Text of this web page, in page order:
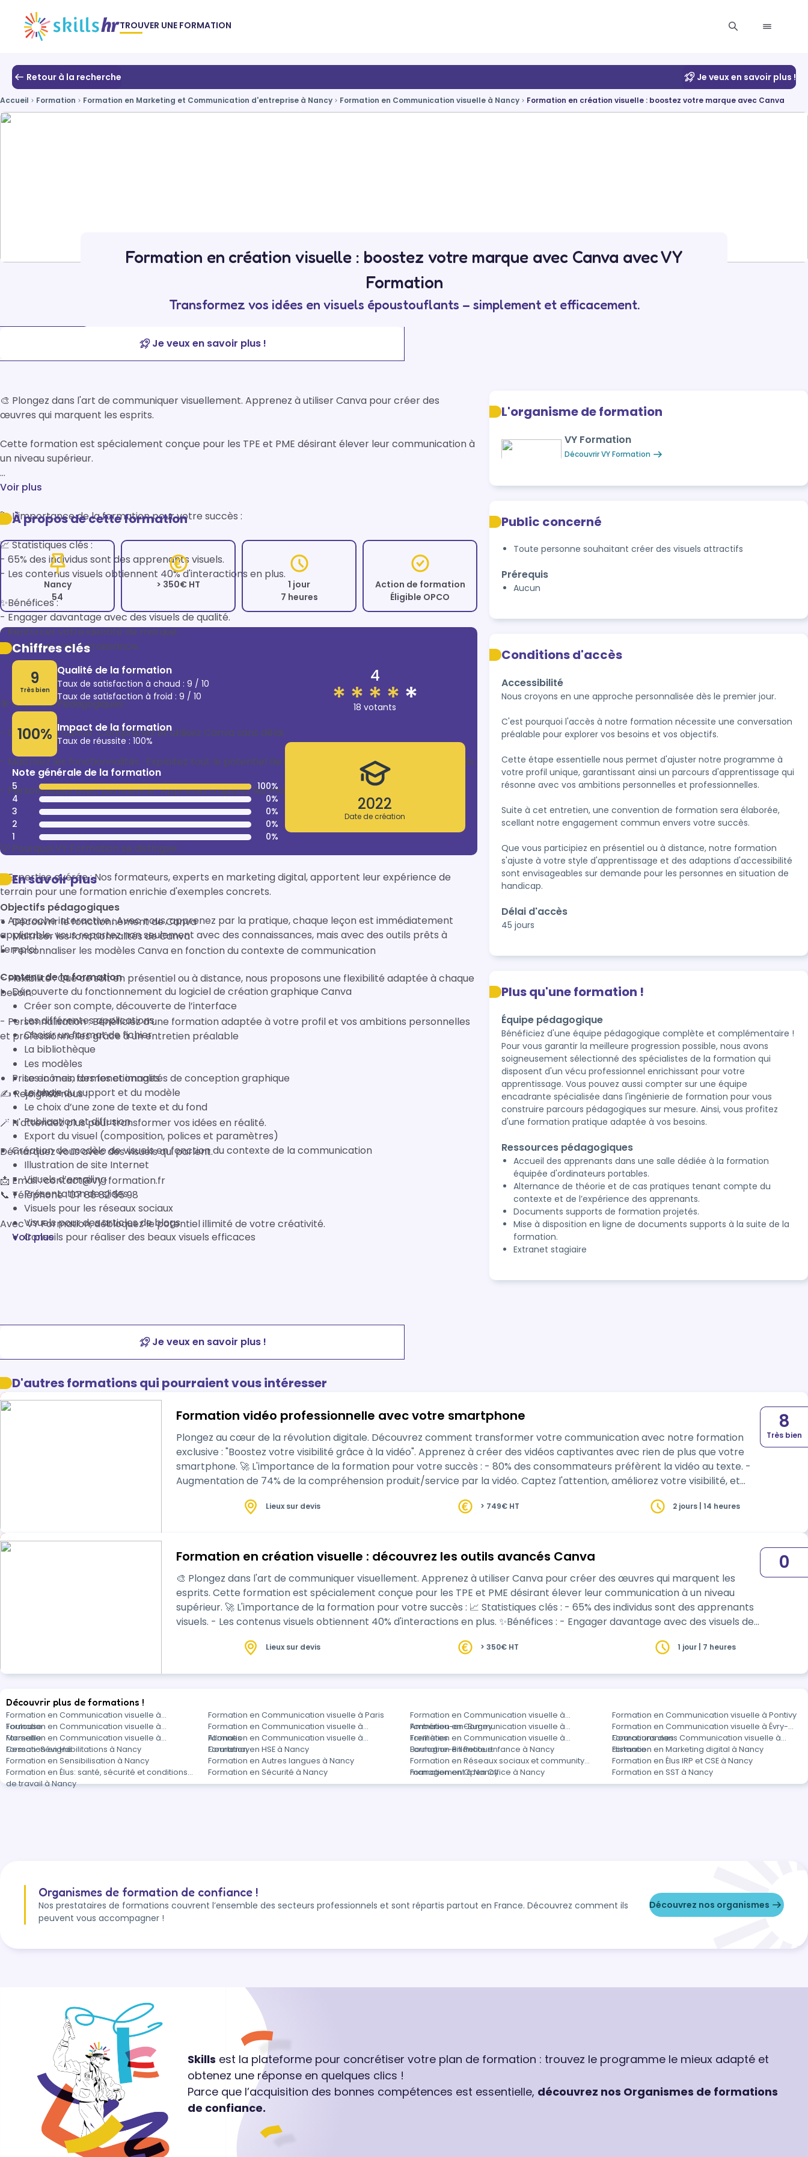
TROUVER UNE FORMATION
Retour à la recherche Je veux en savoir plus !
Accueil Formation Formation en Marketing et Communication d'entreprise à Nancy Formation en Communication visuelle à Nancy Formation en création visuelle : boostez votre marque avec Canva
Formation en création visuelle : boostez votre marque avec Canva avec VY
Formation
Transformez vos idées en visuels époustouflants – simplement et efficacement.
Je veux en savoir plus !
🎨 Plongez dans l'art de communiquer visuellement. Apprenez à utiliser Canva pour créer des
œuvres qui marquent les esprits.
Cette formation est spécialement conçue pour les TPE et PME désirant élever leur communication à
un niveau supérieur.
🚀 L'importance de la formation pour votre succès :
📈 Statistiques clés :
- 65% des individus sont des apprenants visuels.
- Les contenus visuels obtiennent 40% d'interactions en plus.
✨Bénéfices :
- Engager davantage avec des visuels de qualité.
- Renforcer votre identité de marque.
- Accélérer votre croissance.
🎯 Objectifs Pédagogiques :
- Découvrez Canva : Comprenez et utilisez Canva sans délai.
- Maîtrisez les fonctionnalités : Exploitez tout le potentiel de Canva pour des résultats professionnels.
- Personnalisez avec pertinence : Apprenez à ajuster les modèles pour qu'ils parlent pour vous.
💡 Pourquoi VY Formation se distingue :
- Expertise avérée : Nos formateurs, experts en marketing digital, apportent leur expérience de
terrain pour une formation enrichie d'exemples concrets.
- Approche interactive : Avec nous, apprenez par la pratique, chaque leçon est immédiatement
applicable, vous repartez non seulement avec des connaissances, mais avec des outils prêts à
l'emploi.
- Flexibilité : Que ce soit en présentiel ou à distance, nous proposons une flexibilité adaptée à chaque
besoin.
- Personnalisation : Bénéficiez d’une formation adaptée à votre profil et vos ambitions personnelles
et professionnelles grâce à un entretien préalable
✍ Rejoignez nous :
🪄 N'attendez plus pour transformer vos idées en réalité.
Démarquez vous avec des visuels qui parlent.
📩 Email : contact@vy-formation.fr
📞 Téléphone : 07 86 82 55 98
Avec VY Formation, débloquez le potentiel illimité de votre créativité.
Voir plus
À propos de cette formation
Nancy
54
> 350€ HT
1 jour
7 heures
Action de formation
Éligible OPCO
Chiffres clés
9
Très bien
Qualité de la formation
Taux de satisfaction à chaud : 9 / 10
Taux de satisfaction à froid : 9 / 10
100% Impact de la formation
Taux de réussite : 100%
Note générale de la formation
5
100%
4
0%
3
0%
2
0%
1
0%
4
18 votants
2022
Date de création
En savoir plus
Objectifs pédagogiques
Découvrir le fonctionnement de Canva
Maitriser les fonctionnalités de Canva
Personnaliser les modèles Canva en fonction du contexte de communication
Contenu de la formation
Découverte du fonctionnement du logiciel de création graphique Canva
Créer son compte, découverte de l’interface
Les différentes applications
Choisir un format de fichier
La bibliothèque
Les modèles
Les icônes, formes et images
Le texte
Prise en main des fonctionnalités de conception graphique
Le choix du support et du modèle
Le choix d’une zone de texte et du fond
Publication et diffusion
Export du visuel (composition, polices et paramètres)
Création de modèle de visuels en fonction du contexte de la communication
Illustration de site Internet
Visuels d’emailing
Présentation de slides
Visuels pour les réseaux sociaux
Visuels pour des articles de blogs
Conseils pour réaliser des beaux visuels efficaces
Voir plus
L'organisme de formation
VY Formation
Découvrir VY Formation
Public concerné
Toute personne souhaitant créer des visuels attractifs
Prérequis
Aucun
Conditions d'accès
Accessibilité
Nous croyons en une approche personnalisée dès le premier jour.
C'est pourquoi l'accès à notre formation nécessite une conversation
préalable pour explorer vos besoins et vos objectifs.
Cette étape essentielle nous permet d'ajuster notre programme à
votre profil unique, garantissant ainsi un parcours d'apprentissage qui
résonne avec vos ambitions personnelles et professionnelles.
Suite à cet entretien, une convention de formation sera élaborée,
scellant notre engagement commun envers votre succès.
Que vous participiez en présentiel ou à distance, notre formation
s'ajuste à votre style d'apprentissage et des adaptions d'accessibilité
sont envisageables sur demande pour les personnes en situation de
Délai d'accès
45 jours
Plus qu'une formation !
Équipe pédagogique
Bénéficiez d'une équipe pédagogique complète et complémentaire !
Pour vous garantir la meilleure progression possible, nous avons
soigneusement sélectionné des spécialistes de la formation qui
disposent d'un vécu professionnel enrichissant pour votre
apprentissage. Vous pouvez aussi compter sur une équipe
encadrante spécialisée dans l'ingénierie de formation pour vous
construire parcours pédagogiques sur mesure. Ainsi, vous profitez
d'une formation pratique adaptée à vos besoins.
Ressources pédagogiques
Accueil des apprenants dans une salle dédiée à la formation
équipée d'ordinateurs portables.
Alternance de théorie et de cas pratiques tenant compte du
contexte et de l’expérience des apprenants.
Documents supports de formation projetés.
Mise à disposition en ligne de documents supports à la suite de la
formation.
Extranet stagiaire
Je veux en savoir plus !
D'autres formations qui pourraient vous intéresser
Formation vidéo professionnelle avec votre smartphone
Plongez au cœur de la révolution digitale. Découvrez comment transformer votre communication avec notre formation
exclusive : "Boostez votre visibilité grâce à la vidéo". Apprenez à créer des vidéos captivantes avec rien de plus que votre
smartphone. 🚀 L'importance de la formation pour votre succès : - 80% des consommateurs préfèrent la vidéo au texte. -
Augmentation de 74% de la compréhension produit/service par la vidéo. Captez l'attention, améliorez votre visibilité, et
8
Très bien
Lieux sur devis > 749€ HT 2 jours | 14 heures
Formation en création visuelle : découvrez les outils avancés Canva
🎨 Plongez dans l'art de communiquer visuellement. Apprenez à utiliser Canva pour créer des œuvres qui marquent les
esprits. Cette formation est spécialement conçue pour les TPE et PME désirant élever leur communication à un niveau
supérieur. 🚀 L'importance de la formation pour votre succès : 📈 Statistiques clés : - 65% des individus sont des apprenants
visuels. - Les contenus visuels obtiennent 40% d'interactions en plus. ✨Bénéfices : - Engager davantage avec des visuels de
0
Lieux sur devis > 350€ HT 1 jour | 7 heures
Découvrir plus de formations !
Formation en Communication visuelle à
Toulouse
Formation en Communication visuelle à Paris
Formation en Communication visuelle à
Ambérieu-en-Bugey
Formation en Communication visuelle à Pontivy
Formation en Communication visuelle à
Marseille
Formation en Communication visuelle à
Allonnes
Formation en Communication visuelle à
Treillières
Formation en Communication visuelle à Évry-
Courcouronnes
Formation en Communication visuelle à
Cesson-Sévigné
Formation en Communication visuelle à
Courtenay
Formation en Communication visuelle à
Boulogne-Billancourt
Formations dans Communication visuelle à
distance
Formation en Habilitations à Nancy Formation en HSE à Nancy Formation en Petite enfance à Nancy
Formation en Marketing digital à Nancy
Formation en Sensibilisation à Nancy
Formation en Autres langues à Nancy
Formation en Réseaux sociaux et community
management à Nancy
Formation en Élus IRP et CSE à Nancy
Formation en Élus: santé, sécurité et conditions
de travail à Nancy
Formation en Sécurité à Nancy Formation en Open Office à Nancy Formation en SST à Nancy
Organismes de formation de confiance !
Nos prestataires de formations couvrent l’ensemble des secteurs professionnels et sont répartis partout en France. Découvrez comment ils
peuvent vous accompagner !
Découvrez nos organismes
Skills est la plateforme pour concrétiser votre plan de formation : trouvez le programme le mieux adapté et
obtenez une réponse en quelques clics !
Parce que l’acquisition des bonnes compétences est essentielle, découvrez nos Organismes de formations
de confiance.